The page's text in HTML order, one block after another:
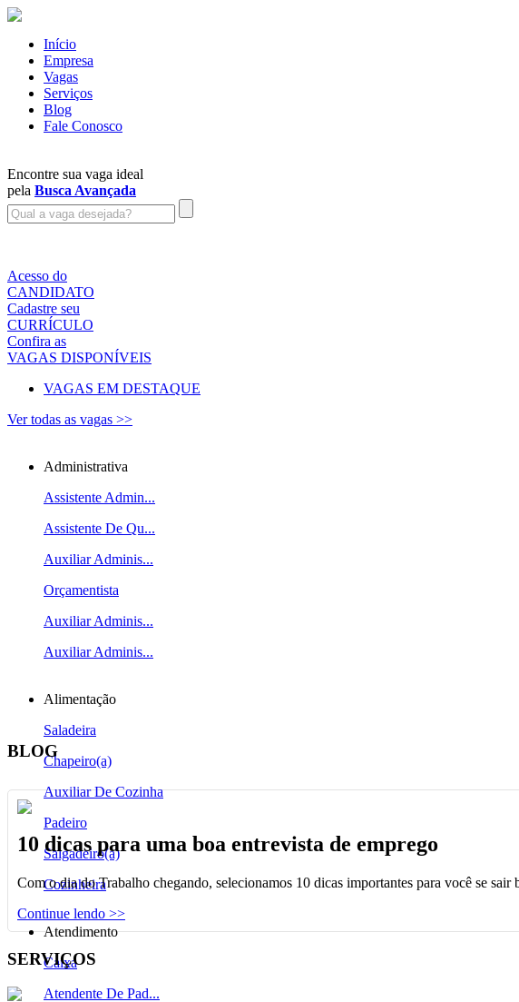
Início
Empresa
Vagas
Serviços
Blog
Fale Conosco
Encontre sua vaga ideal
pela Busca Avançada
Acesso do
CANDIDATO
Cadastre seu
CURRÍCULO
Confira as
VAGAS DISPONÍVEIS
VAGAS EM DESTAQUE
Ver todas as vagas >>
Administrativa
Assistente Admin...
Assistente De Qu...
Auxiliar Adminis...
Orçamentista
Auxiliar Adminis...
Auxiliar Adminis...
Alimentação
Saladeira
Chapeiro(a)
Auxiliar De Cozinha
Padeiro
Salgadeiro(a)
Cozinheira
Atendimento
Caixa
Atendente De Pad...
BLOG
10 dicas para uma boa entrevista de emprego
Com o dia do Trabalho chegando, selecionamos 10 dicas importantes para você se sair
Continue lendo >>
SERVIÇOS